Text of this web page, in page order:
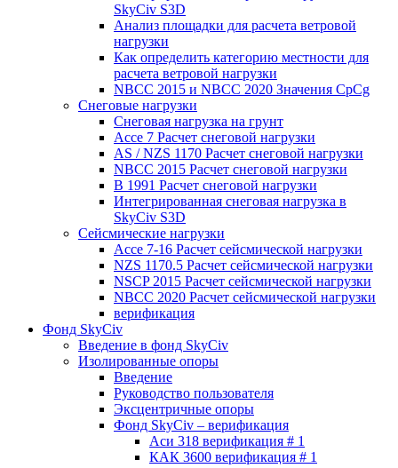
SkyCiv S3D
Анализ площадки для расчета ветровой
нагрузки
Как определить категорию местности для
расчета ветровой нагрузки
NBCC 2015 и NBCC 2020 Значения CpCg
Снеговые нагрузки
Снеговая нагрузка на грунт
Ассе 7 Расчет снеговой нагрузки
AS / NZS 1170 Расчет снеговой нагрузки
NBCC 2015 Расчет снеговой нагрузки
В 1991 Расчет снеговой нагрузки
Интегрированная снеговая нагрузка в
SkyCiv S3D
Сейсмические нагрузки
Ассе 7-16 Расчет сейсмической нагрузки
NZS 1170.5 Расчет сейсмической нагрузки
NSCP 2015 Расчет сейсмической нагрузки
NBCC 2020 Расчет сейсмической нагрузки
верификация
Фонд SkyCiv
Введение в фонд SkyCiv
Изолированные опоры
Введение
Руководство пользователя
Эксцентричные опоры
Фонд SkyCiv – верификация
Аси 318 верификация # 1
КАК 3600 верификация # 1